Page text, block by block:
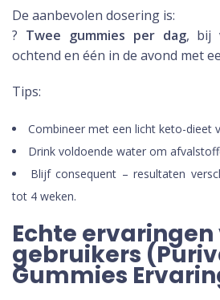
De aanbevolen dosering is:
? Twee gummies per dag, bij
ochtend en één in de avond met
Tips:
Combineer met een licht keto-dieet
Drink voldoende water om
Blijf consequent – resultaten
tot 4 weken.
Echte
gebruikers
Gummies